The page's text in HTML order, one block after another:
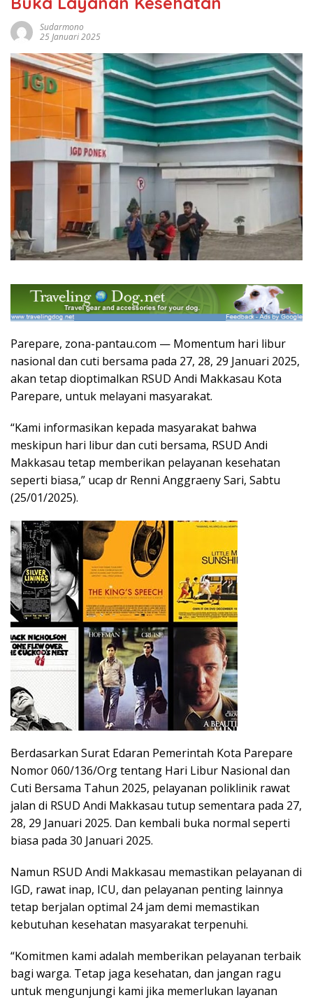
Sudarmono
25 Januari 2025
Parepare, zona-pantau.com — Momentum hari libur
nasional dan cuti bersama pada 27, 28, 29 Januari 2025,
akan tetap dioptimalkan RSUD Andi Makkasau Kota
Parepare, untuk melayani masyarakat.
“Kami informasikan kepada masyarakat bahwa
meskipun hari libur dan cuti bersama, RSUD Andi
Makkasau tetap memberikan pelayanan kesehatan
seperti biasa,” ucap dr Renni Anggraeny Sari, Sabtu
(25/01/2025).
Berdasarkan Surat Edaran Pemerintah Kota Parepare
Nomor 060/136/Org tentang Hari Libur Nasional dan
Cuti Bersama Tahun 2025, pelayanan poliklinik rawat
jalan di RSUD Andi Makkasau tutup sementara pada 27,
28, 29 Januari 2025. Dan kembali buka normal seperti
biasa pada 30 Januari 2025.
Namun RSUD Andi Makkasau memastikan pelayanan di
IGD, rawat inap, ICU, dan pelayanan penting lainnya
tetap berjalan optimal 24 jam demi memastikan
kebutuhan kesehatan masyarakat terpenuhi.
“Komitmen kami adalah memberikan pelayanan terbaik
bagi warga. Tetap jaga kesehatan, dan jangan ragu
untuk mengunjungi kami jika memerlukan layanan